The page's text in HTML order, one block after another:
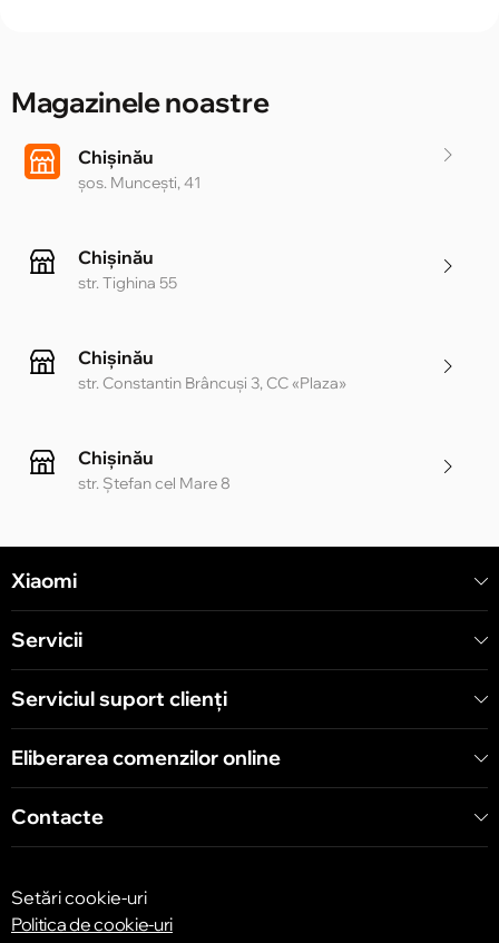
Magazinele noastre
Chișinău
șos. Muncești, 41
Chișinău
str. Tighina 55
Chișinău
str. Constantin Brâncuși 3, CC «Plaza»
Chișinău
str. Ștefan cel Mare 8
Chișinău
str. Arborilor 21, CC «Shopping MallDova»
Xiaomi
Servicii
Serviciul suport clienţi
Eliberarea comenzilor online
Contacte
Setări cookie-uri
Politica de cookie-uri